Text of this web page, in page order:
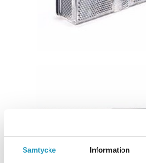
Samtycke Information